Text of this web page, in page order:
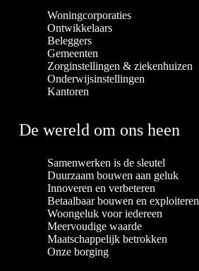
Woningcorporaties
Ontwikkelaars
Beleggers
Gemeenten
Zorginstellingen & ziekenhuizen
Onderwijsinstellingen
Kantoren
De wereld om ons heen
Samenwerken is de sleutel
Duurzaam bouwen aan geluk
Innoveren en verbeteren
Betaalbaar bouwen en exploiteren
Woongeluk voor iedereen
Meervoudige waarde
Maatschappelijk betrokken
Onze borging